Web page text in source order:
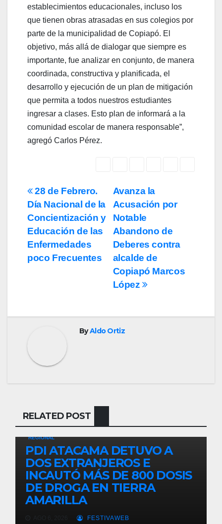
establecimientos educacionales, incluso los
que tienen obras atrasadas en sus colegios por
parte de la municipalidad de Copiapó. El
objetivo, más allá de dialogar que siempre es
importante, fue analizar en conjunto, de manera
coordinada, constructiva y planificada, el
desarrollo y ejecución de un plan de mitigación
que permita a todos nuestros estudiantes
ingresar a clases. Esto plan de informará a la
comunidad escolar de manera responsable”,
agregó Carlos Pérez.
Navegación
de
entradas
Avanza la
Acusación por
Notable
Abandono de
Deberes contra
alcalde de
Copiapó Marcos
López
28 de Febrero.
Día Nacional de la
Concientización y
Educación de las
Enfermedades
poco Frecuentes
ByAldo Ortiz
RELATED POST
REGIONAL
PDI ATACAMA DETUVO A
DOS EXTRANJEROS E
INCAUTÓ MÁS DE 800 DOSIS
DE DROGA EN TIERRA
AMARILLA
FESTIVAWEB